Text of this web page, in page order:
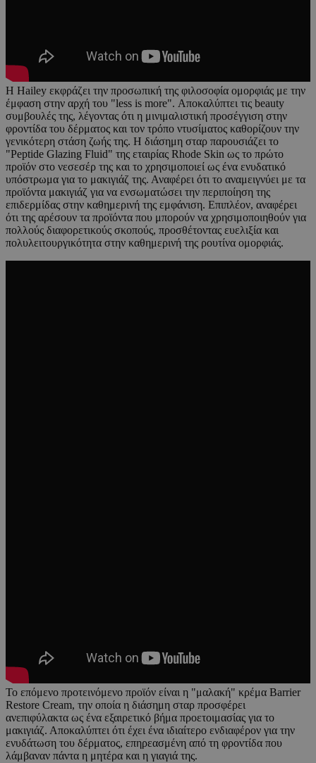
Η Hailey εκφράζει την προσωπική της φιλοσοφία ομορφιάς με την
έμφαση στην αρχή του "less is more". Αποκαλύπτει τις beauty
συμβουλές της, λέγοντας ότι η μινιμαλιστική προσέγγιση στην
φροντίδα του δέρματος και τον τρόπο ντυσίματος καθορίζουν την
γενικότερη στάση ζωής της. Η διάσημη σταρ παρουσιάζει το
"Peptide Glazing Fluid" της εταιρίας Rhode Skin ως το πρώτο
προϊόν στο νεσεσέρ της και το χρησιμοποιεί ως ένα ενυδατικό
υπόστρωμα για το μακιγιάζ της. Αναφέρει ότι το αναμειγνύει με τα
προϊόντα μακιγιάζ για να ενσωματώσει την περιποίηση της
επιδερμίδας στην καθημερινή της εμφάνιση. Επιπλέον, αναφέρει
ότι της αρέσουν τα προϊόντα που μπορούν να χρησιμοποιηθούν για
πολλούς διαφορετικούς σκοπούς, προσθέτοντας ευελιξία και
πολυλειτουργικότητα στην καθημερινή της ρουτίνα ομορφιάς.
Το επόμενο προτεινόμενο προϊόν είναι η "μαλακή" κρέμα Barrier
Restore Cream, την οποία η διάσημη σταρ προσφέρει
ανεπιφύλακτα ως ένα εξαιρετικό βήμα προετοιμασίας για το
μακιγιάζ. Αποκαλύπτει ότι έχει ένα ιδιαίτερο ενδιαφέρον για την
ενυδάτωση του δέρματος, επηρεασμένη από τη φροντίδα που
λάμβαναν πάντα η μητέρα και η γιαγιά της.